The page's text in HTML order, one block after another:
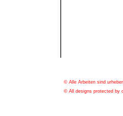
© Alle Arbeiten sind
© All designs protected by